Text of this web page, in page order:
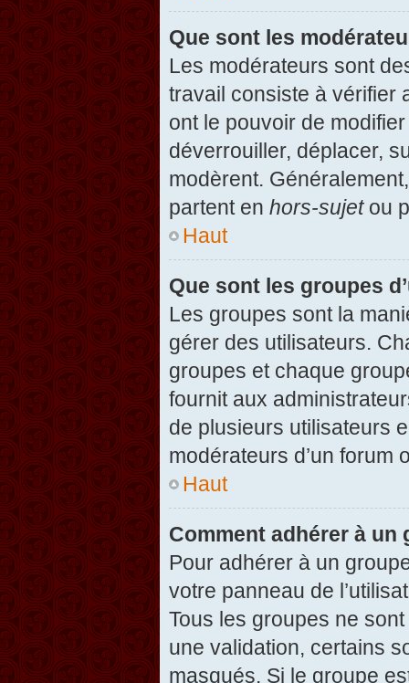
Que sont les
Les modérateurs sont
travail consiste à vérifier
ont le pouvoir de
déverrouiller, déplacer,
modèrent.
partent en hors-sujetou
Haut
Que sont les groupes
Les groupes sont la
gérer des utilisateurs.
groupes et chaque
fournit aux
de plusieurs utilisateurs
modérateurs d’un forum
Haut
Comment adhérer à un
Pour adhérer à un
votre panneau de
Tous les groupes ne
une validation, certains
masqués. Si le groupe